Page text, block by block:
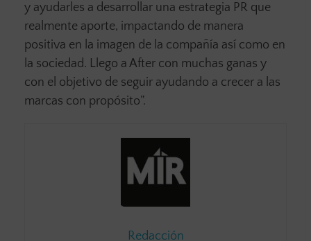
y ayudarles a desarrollar una estrategia PR que
realmente aporte, impactando de manera
positiva en la imagen de la compañía así como en
la sociedad. Llego a After con muchas ganas y
con el objetivo de seguir ayudando a crecer a las
marcas con propósito”.
Redacción